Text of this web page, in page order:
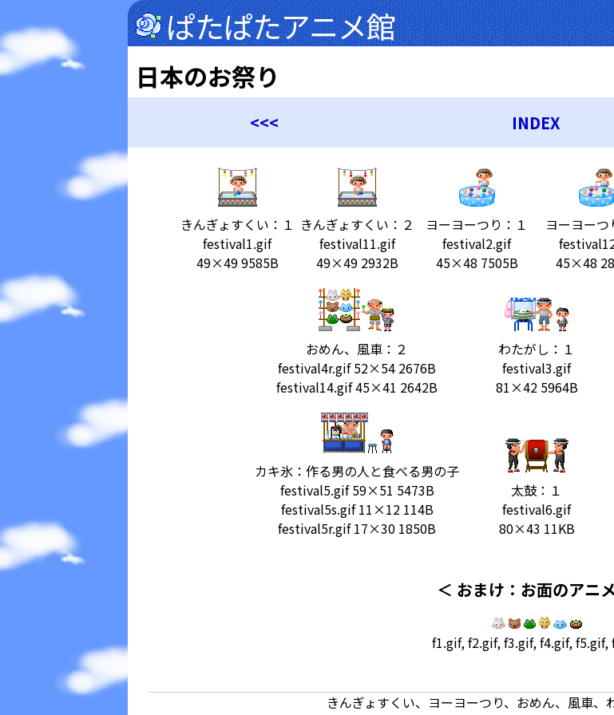
ぱたぱたアニメ館
日本のお祭り
<<< INDEX
きんぎょすくい：１
festival1.gif
49×49 9585B
きんぎょすくい：２
festival11.gif
49×49 2932B
ヨーヨーつり：１
festival2.gif
45×48 7505B
ヨーヨーつ
45×48
おめん、風車：２
festival4r.gif 52×54 2676B
festival14.gif 45×41 2642B
わたがし：１
festival3.gif
81×42 5964B
カキ氷：作る男の人と食べる男の子
festival5.gif 59×51 5473B
festival5s.gif 11×12 114B
festival5r.gif 17×30 1850B
太鼓：１
festival6.gif
80×43 11KB
＜ おまけ：お面のアニ
f1.gif, f2.gif, f3.gif, f4.gif, f5.gif,
きんぎょすくい、ヨーヨーつり、おめん、風車、